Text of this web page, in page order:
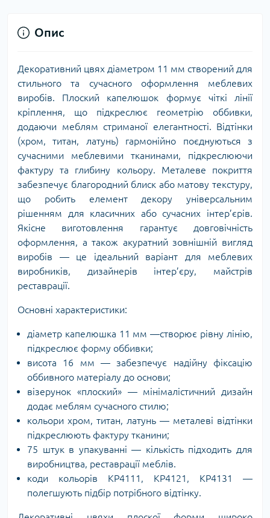
Опис
Декоративний цвях діаметром 11 мм створений для
стильного та сучасного оформлення меблевих
виробів. Плоский капелюшок формує чіткі лінії
кріплення, що підкреслює геометрію оббивки,
додаючи меблям стриманої елегантності. Відтінки
(хром, титан, латунь) гармонійно поєднуються з
сучасними меблевими тканинами, підкреслюючи
фактуру та глибину кольору. Металеве покриття
забезпечує благородний блиск або матову текстуру,
що робить елемент декору універсальним
рішенням для класичних або сучасних інтер’єрів.
Якісне виготовлення гарантує довговічність
оформлення, а також акуратний зовнішній вигляд
виробів — це ідеальний варіант для меблевих
виробників, дизайнерів інтер’єру, майстрів
реставрації.
Основні характеристики:
діаметр капелюшка 11 мм —створює рівну лінію,
підкреслює форму оббивки;
висота 16 мм — забезпечує надійну фіксацію
оббивного матеріалу до основи;
візерунок «плоский» — мінімалістичний дизайн
додає меблям сучасного стилю;
кольори хром, титан, латунь — металеві відтінки
підкреслюють фактуру тканини;
75 штук в упакуванні — кількість підходить для
виробництва, реставрації меблів.
коди кольорів KP4111, KP4121, KP4131 —
полегшують підбір потрібного відтінку.